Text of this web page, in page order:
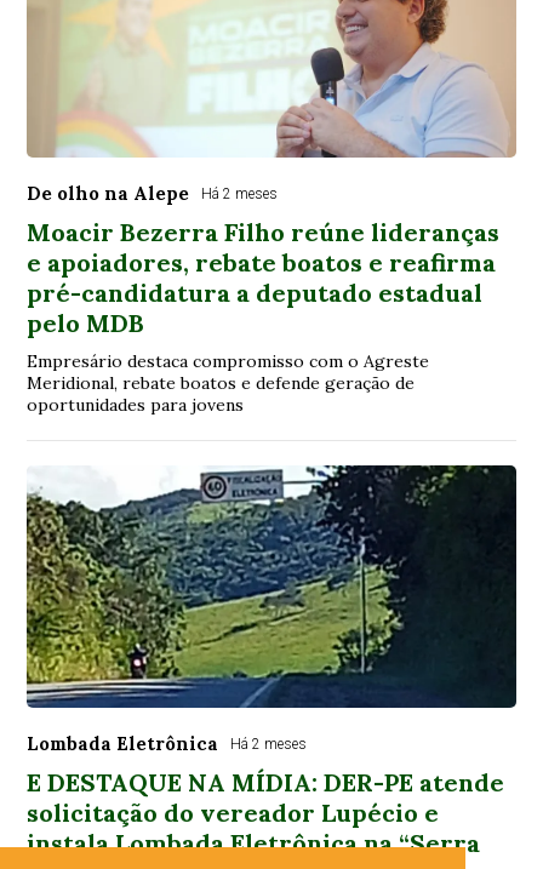
De olho na Alepe Há 2 meses
Moacir Bezerra Filho reúne lideranças
e apoiadores, rebate boatos e reafirma
pré-candidatura a deputado estadual
pelo MDB
Empresário destaca compromisso com o Agreste
Meridional, rebate boatos e defende geração de
oportunidades para jovens
Lombada Eletrônica Há 2 meses
E DESTAQUE NA MÍDIA: DER-PE atende
solicitação do vereador Lupécio e
instala Lombada Eletrônica na “Serra